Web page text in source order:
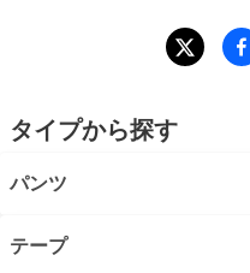
タイプから探す
パンツ
テープ